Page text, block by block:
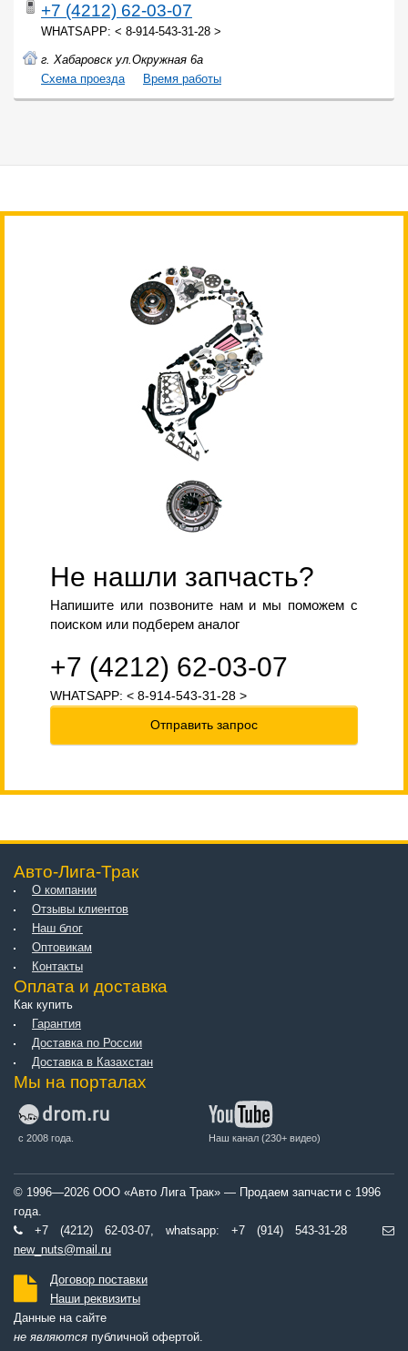
+7 (4212) 62-03-07
WHATSAPP: < 8-914-543-31-28 >
г. Хабаровск ул.Окружная 6а
Cхема проезда
Время работы
Не нашли запчасть?
Напишите или позвоните нам и мы поможем с
поиском или подберем аналог
+7 (4212) 62-03-07
WHATSAPP: < 8-914-543-31-28 >
Отправить запрос
Авто-Лига-Трак
О компании
Отзывы клиентов
Наш блог
Оптовикам
Контакты
Оплата и доставка
Как купить
Гарантия
Доставка по России
Доставка в Казахстан
Мы на порталах
с 2008 года. Наш канал (230+ видео)
© 1996—2026 ООО «Авто Лига Трак» — Продаем запчасти с 1996
года.
+7 (4212) 62-03-07, whatsapp: +7 (914) 543-31-28
new_nuts@mail.ru
Договор поставки
Наши реквизиты
Данные на сайте
не являются публичной офертой.